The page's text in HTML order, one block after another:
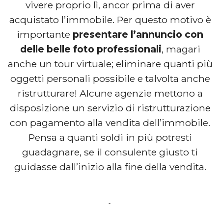
vivere proprio lì, ancor prima di aver
acquistato l’immobile. Per questo motivo è
importante presentare l’annuncio con
delle belle foto professionali, magari
anche un tour virtuale; eliminare quanti più
oggetti personali possibile e talvolta anche
ristrutturare! Alcune agenzie mettono a
disposizione un servizio di ristrutturazione
con pagamento alla vendita dell’immobile.
Pensa a quanti soldi in più potresti
guadagnare, se il consulente giusto ti
guidasse dall’inizio alla fine della vendita.